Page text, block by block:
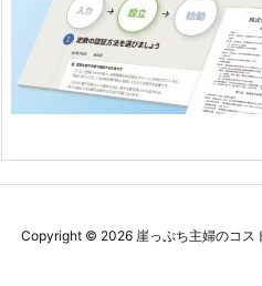
Copyright © 2026 崖っぷち主婦のコス